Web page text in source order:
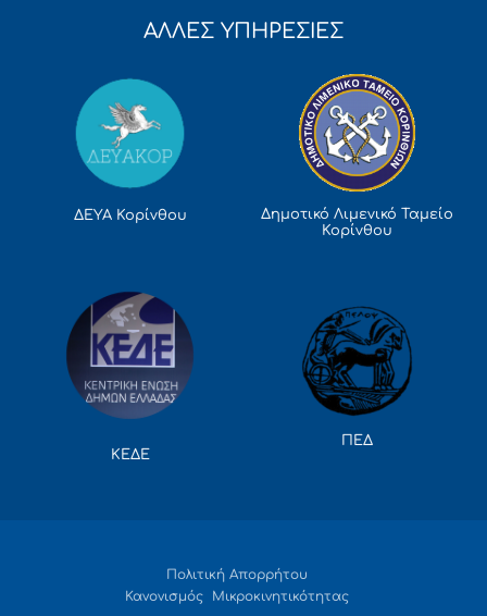
ΑΛΛΕΣ ΥΠΗΡΕΣΙΕΣ
ΔΕΥΑ Κορίνθου
Δημοτικό Λιμενικό Ταμείο
Κορίνθου
ΚΕΔΕ
ΠΕΔ
Πολιτική Απορρήτου
Κανονισμός Μικροκινητικότητας